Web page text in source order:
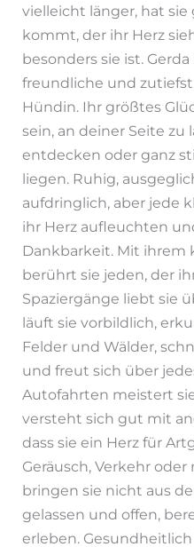
vielleicht länger, hat sie
kommt, der ihr Herz
besonders sie ist.
freundliche und
Hündin. Ihr größtes
sein, an deiner Seite zu
entdecken oder ganz
liegen. Ruhig,
aufdringlich, aber jede
ihr Herz aufleuchten
Dankbarkeit. Mit ihrem
berührt sie jeden, der
Spaziergänge liebt sie
läuft sie vorbildlich,
Felder und Wälder,
und freut sich über
Autofahrten meistert
versteht sich gut mit
dass sie ein Herz für
Geräusch, Verkehr
bringen sie nicht aus
gelassen und offen,
erleben.